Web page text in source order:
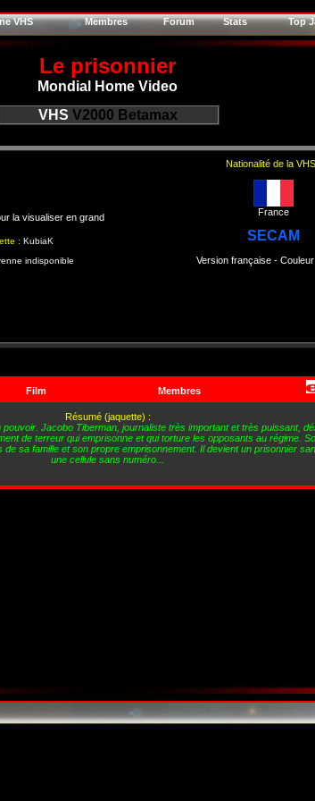
VHS Membres Forum Stats Top
Le prisonnier
Mondial Home Video
VHS V2000 Betamax
: KubiaK
indisponible
Nationalité de la
France
SECAM
Version française - Couleur
Film Membres
Résumé (jaquette) :
Jacobo Tiberman, journaliste très important et très puissant,
de terreur qui emprisonne et qui torture les opposants au régime.
sa famille et son propre emprisonnement. Il devient un prisonnier
une cellule sans numéro...